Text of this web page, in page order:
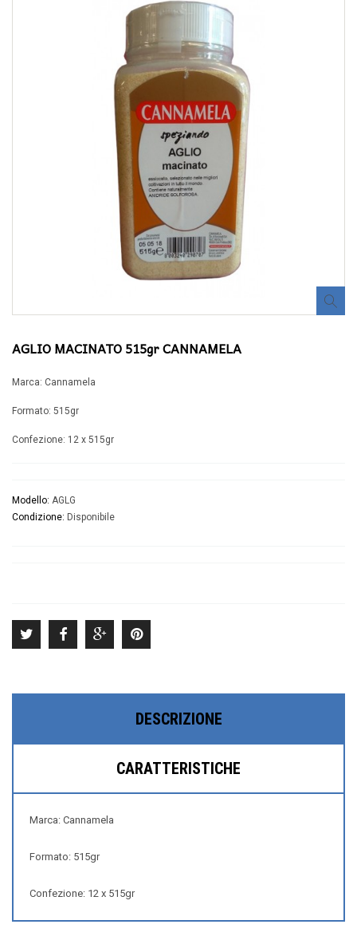
AGLIO MACINATO 515gr CANNAMELA
Marca: Cannamela
Formato: 515gr
Confezione: 12 x 515gr
Modello: AGLG
Condizione: Disponibile
DESCRIZIONE
CARATTERISTICHE
Marca: Cannamela
Formato: 515gr
Confezione: 12 x 515gr